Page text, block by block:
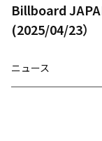
Billboard
(2025/04/23）
ニュース